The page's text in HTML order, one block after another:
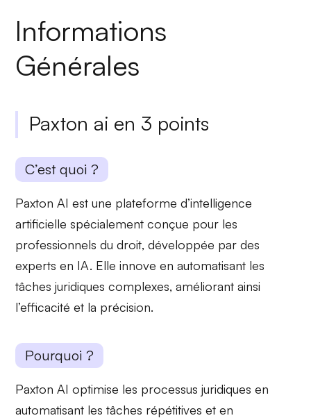
Informations
Générales
Paxton ai en 3 points
C’est quoi ?
Paxton AI est une plateforme d’intelligence
artificielle spécialement conçue pour les
professionnels dudroit, développée par des
experts en IA. Elle innove en automatisant les
tâches juridiques complexes, améliorant ainsi
l’efficacité et la précision.
Pourquoi ?
Paxton AI optimise les processus juridiques en
automatisant les tâches répétitives et en